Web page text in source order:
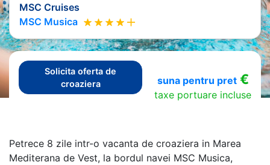
MSC Cruises
MSC Musica
Solicita oferta de
croaziera
suna pentru pret€
taxe portuare incluse
Petrece 8 zile intr-o vacanta de croaziera in Marea
Mediterana de Vest, la bordul navei MSC Musica,